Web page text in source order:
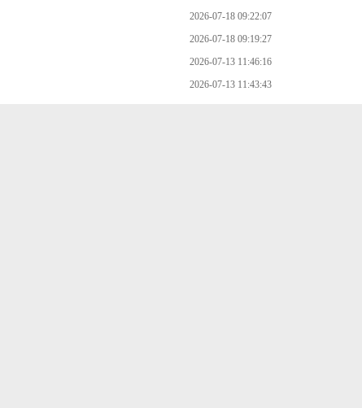
2026-07-18 09:22:07
2026-07-18 09:19:27
2026-07-13 11:46:16
2026-07-13 11:43:43